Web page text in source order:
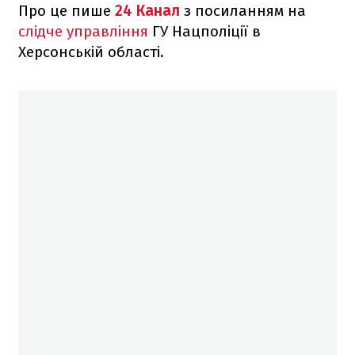
Про це пише 24 Канал з посиланням на
слідче управління ГУ Нацполіції в
Херсонській області.